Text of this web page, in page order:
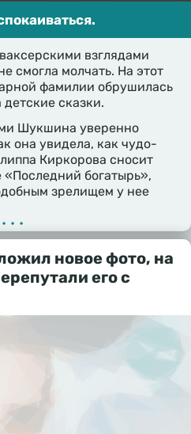
взглядами
смогла молчать. На этот
фамилии обрушилась
сказки.
Шукшина уверенно
она увидела, как чудо-
Киркорова сносит
богатырь»,
зрелищем у нее
•••
новое фото, на
его с